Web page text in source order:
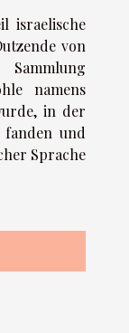
israelische
von
namens
in der
fanden und
Sprache